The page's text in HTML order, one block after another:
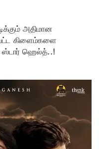
அதிமான
கிளைம்களை
ஸ்டார் ஹெல்த்..!